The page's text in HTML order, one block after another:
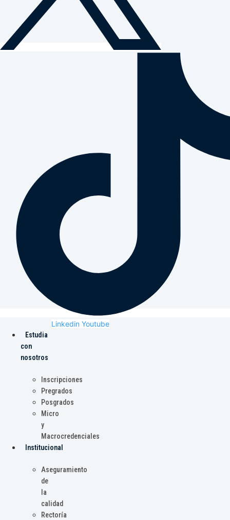
Linkedin Youtube
Estudia
con
nosotros
Inscripciones
Pregrados
Posgrados
Micro
y
Macrocredenciales
Institucional
Aseguramiento
de
la
calidad
Rectoría